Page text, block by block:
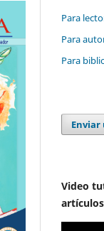
Para
Para
Para
Video
artículos